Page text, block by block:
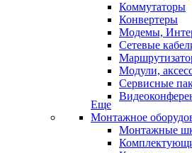
Коммутаторы
Конвертеры
Модемы,
Сетевые
Модули,
Сервисные
Еще
Монтажное
Монтажные